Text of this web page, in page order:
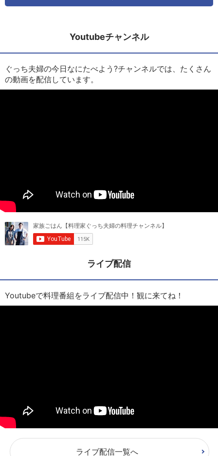
Youtubeチャンネル
ぐっち夫婦の今日なにたべよう?チャンネルでは、たくさん
の動画を配信しています。
ライブ配信
Youtubeで料理番組をライブ配信中！観に来てね！
ライブ配信一覧へ